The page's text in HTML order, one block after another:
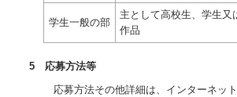
学生一般の部
主として高校生、学生又
作品
5 応募方法等
応募方法その他詳細は、インターネッ